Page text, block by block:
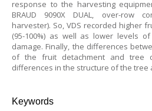
response to the harvesting
BRAUD 9090X DUAL, over-row
harvester). So, VDS recorded higher
(95-100%) as well as lower levels
damage. Finally, the differences
of the fruit detachment and tree
differences in the structure of the tree
Keywords